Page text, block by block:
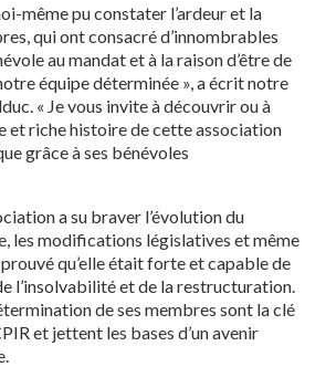
même pu constater l’ardeur et la
qui ont consacré d’innombrables
au mandat et à la raison d’être de
équipe déterminée », a écrit notre
« Je vous invite à découvrir ou à
et riche histoire de cette association
grâce à ses bénévoles
a su braver l’évolution du
les modifications législatives et même
qu’elle était forte et capable de
l’insolvabilité et de la restructuration.
de ses membres sont la clé
et jettent les bases d’un avenir